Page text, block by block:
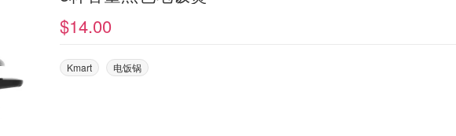
$14.00
Kmart 电饭锅